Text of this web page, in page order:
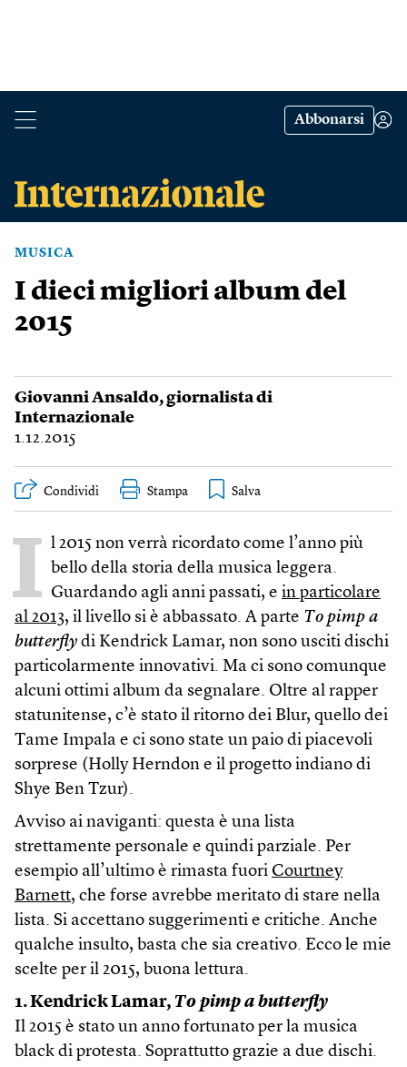
Abbonarsi
MUSICA
I dieci migliori album del
2015
Giovanni Ansaldo, giornalista di
Internazionale
1.12.2015
Condividi Stampa
I l 2015 non verrà ricordato come l’anno più
bello della storia della musica leggera.
Guardando agli anni passati, e in particolare
al 2013, il livello si è abbassato. A parte To pimp a
butterfly di Kendrick Lamar, non sono usciti dischi
particolarmente innovativi. Ma ci sono comunque
alcuni ottimi album da segnalare. Oltre al rapper
statunitense, c’è stato il ritorno dei Blur, quello dei
Tame Impala e ci sono state un paio di piacevoli
sorprese (Holly Herndon e il progetto indiano di
Shye Ben Tzur).
Avviso ai naviganti: questa è una lista
strettamente personale e quindi parziale. Per
esempio all’ultimo è rimasta fuori Courtney
Barnett, che forse avrebbe meritato di stare nella
lista. Si accettano suggerimenti e critiche. Anche
qualche insulto, basta che sia creativo. Ecco le mie
scelte per il 2015, buona lettura.
1. Kendrick Lamar, To pimp a butterfly
Il 2015 è stato un anno fortunato per la musica
black di protesta. Soprattutto grazie a due dischi.